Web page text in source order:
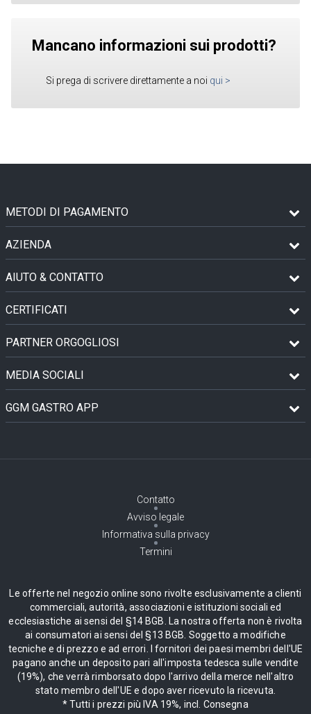
Mancano informazioni sui prodotti?
Si prega di scrivere direttamente a noi qui >
METODI DI PAGAMENTO
AZIENDA
AIUTO & CONTATTO
CERTIFICATI
PARTNER ORGOGLIOSI
MEDIA SOCIALI
GGM GASTRO APP
Contatto
Avviso legale
Informativa sulla privacy
Termini
Le offerte nel negozio online sono rivolte esclusivamente a clienti
commerciali, autorità, associazioni e istituzioni sociali ed
ecclesiastiche ai sensi del §14 BGB. La nostra offerta non è rivolta
ai consumatori ai sensi del §13 BGB. Soggetto a modifiche
tecniche e di prezzo e ad errori. I fornitori dei paesi membri dell'UE
pagano anche un deposito pari all'imposta tedesca sulle vendite
(19%), che verrà rimborsato dopo l'arrivo della merce nell'altro
stato membro dell'UE e dopo aver ricevuto la ricevuta.
* Tutti i prezzi più IVA 19%, incl. Consegna